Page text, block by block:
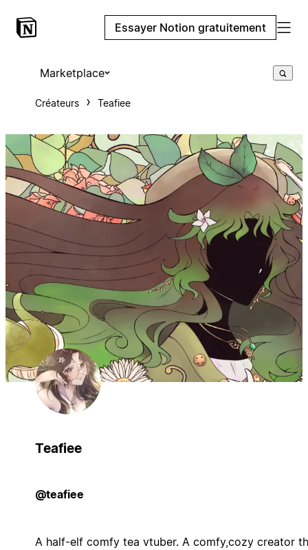
Essayer Notion gratuitement
Marketplace
Créateurs Teafiee
Teafiee
@teafiee
A half-elf comfy tea vtuber. A comfy,cozy creator